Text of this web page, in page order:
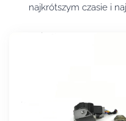
najkrótszym czasie i